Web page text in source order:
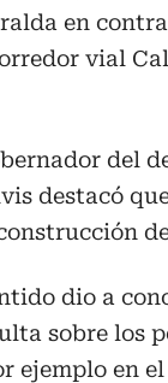
en
vial
del
destacó
dio a
sobre los
ejemplo en